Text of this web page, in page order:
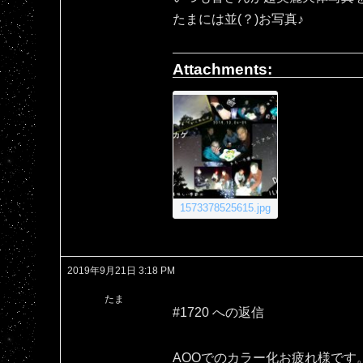
たまには並(？)お写真♪
Attachments:
1573378525615.jpg
2019年9月21日 3:18 PM
たま
#1720 への返信
AOOでのカラー化お疲れ様です。